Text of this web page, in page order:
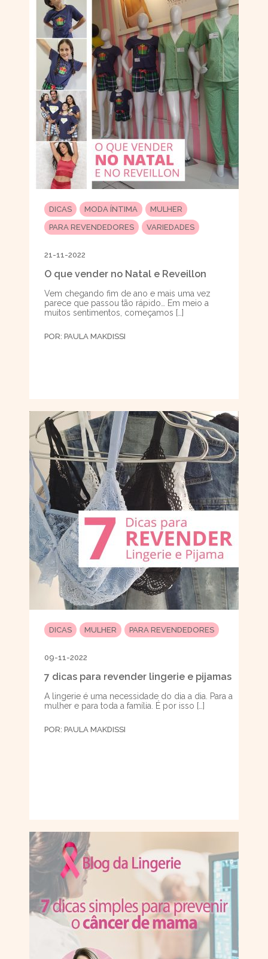
DICAS MODA ÍNTIMA
MULHER
PARA REVENDEDORES
VARIEDADES
21-11-2022
O que vender no Natal e Reveillon
Vem chegando fim de ano e mais uma vez
parece que passou tão rápido… Em meio a
muitos sentimentos, começamos […]
POR: PAULA MAKDISSI
DICAS MULHER PARA REVENDEDORES
09-11-2022
7 dicas para revender lingerie e pijamas
A lingerie é uma necessidade do dia a dia. Para a
mulher e para toda a família. É por isso […]
POR: PAULA MAKDISSI